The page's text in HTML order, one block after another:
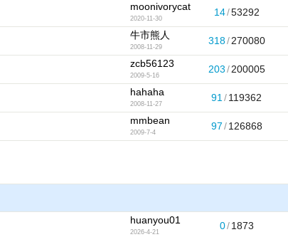
moonivorycat
2020-11-30
14/53292
牛市熊人
2008-11-29
318/ 270080
zcb56123
2009-5-16
203/ 200005
hahaha
2008-11-27
91 /119362
mmbean
2009-7-4
97/ 126868
huanyou01
2026-4-21
0/ 1873